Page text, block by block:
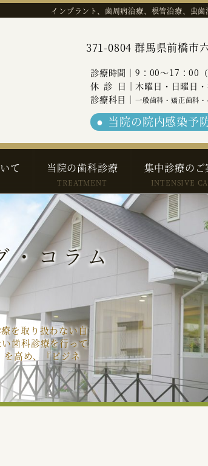
インプラント、歯周病治療、根管治療、虫
371-0804 群馬県前橋
診療時間｜9：00～17：00
休診 日｜木曜日・日曜日
診療科目｜ 一般歯科・矯正歯科
当院の院内感染予
て 当院の歯科診療
TREATMENT
集中診療のご
INTENSIVE
・コラム
を取り扱わない自
歯科診療を行って
高め、『ビジネ